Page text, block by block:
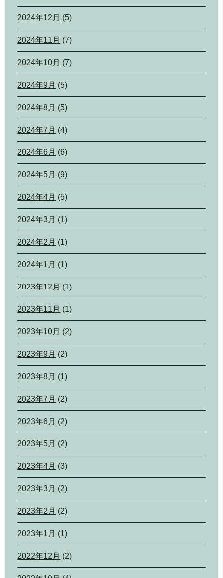
2024年12月 (5)
2024年11月 (7)
2024年10月 (7)
2024年9月 (5)
2024年8月 (5)
2024年7月 (4)
2024年6月 (6)
2024年5月 (9)
2024年4月 (5)
2024年3月 (1)
2024年2月 (1)
2024年1月 (1)
2023年12月 (1)
2023年11月 (1)
2023年10月 (2)
2023年9月 (2)
2023年8月 (1)
2023年7月 (2)
2023年6月 (2)
2023年5月 (2)
2023年4月 (3)
2023年3月 (2)
2023年2月 (2)
2023年1月 (1)
2022年12月 (2)